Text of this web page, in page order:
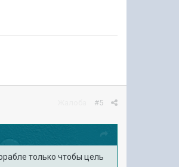
#5
только чтобы цель